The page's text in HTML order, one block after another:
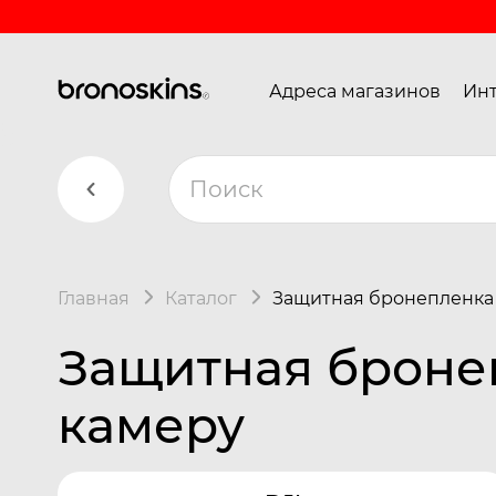
Адреса магазинов
Главная Каталог Защитная
Защитная
камеру